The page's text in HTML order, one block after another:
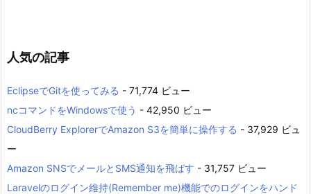
人気の記事
EclipseでGitを使ってみる - 71,774 ビュー
ncコマンドをWindowsで使う - 42,950 ビュー
CloudBerry ExplorerでAmazon S3を簡単に操作する - 37,929 ビュ
ー
Amazon SNSでメールとSMS通知を飛ばす - 31,757 ビュー
Laravelのログイン維持(Remember me)機能でのログインをハンド